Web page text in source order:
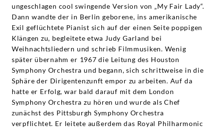
ungeschlagen cool swingende Version von „My Fair Lady“.
Dann wandte der in Berlin geborene, ins amerikanische
Exil geflüchtete Pianist sich auf der einen Seite poppigen
Klängen zu, begleitete etwa Judy Garland bei
Weihnachtsliedern und schrieb Filmmusiken. Wenig
später übernahm er 1967 die Leitung des Houston
Symphony Orchestra und begann, sich schrittweise in die
Sphäre der Dirigentenzunft empor zu arbeiten. Auf da
hatte er Erfolg, war bald darauf mit dem London
Symphony Orchestra zu hören und wurde als Chef
zunächst des Pittsburgh Symphony Orchestra
verpflichtet. Er leitete außerdem das Royal Philharmonic